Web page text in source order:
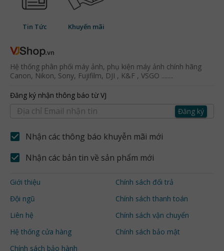
Tin Tức Khuyến mãi
Hệ thống phân phối máy ảnh, phụ kiện máy ảnh chính hãng
Canon, Nikon, Sony, Fujifilm, DJI , K&F , VSGO ........
Đăng ký nhận thông báo từ VJ
Đăng ký
Nhận các thông báo khuyễn mãi mới
Nhận các bản tin về sản phẩm mới
Giới thiệu
Đội ngũ
Liên hệ
Hệ thống cửa hàng
Chính sách bảo hành
Chính sách đổi trả
Chính sách thanh toán
Chính sách vận chuyển
Chính sách bảo mật